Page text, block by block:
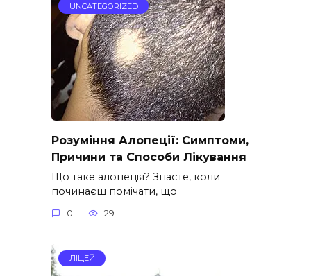
UNCATEGORIZED
Розуміння Алопеції: Симптоми,
Причини та Способи Лікування
Що таке алопеція? Знаєте, коли
починаєш помічати, що
0 29
ЛІЦЕЙ